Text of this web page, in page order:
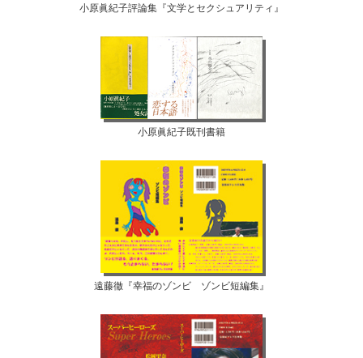
小原眞紀子評論集『文学とセクシュアリティ』
小原眞紀子既刊書籍
遠藤徹『幸福のゾンビ ゾンビ短編集』